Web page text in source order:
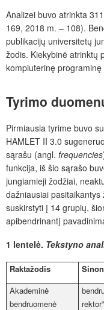
Analizei buvo atrinkta
169, 2018 m. – 108).
publikacijų universitetų
žodis. Kiekybinė atrinktų
kompiuterinę
Tyrimo
Pirmiausia tyrime buvo
HAMLET II 3.0
sąrašu (angl. frequencies
funkcija, iš šio sąrašo
jungiamieji žodžiai,
dažniausiai
suskirstyti į 14 grupių,
apibendrinantį
1 lentelė. Tekstyno
Raktažodis
Akademinė
bendruomenė
rektor*